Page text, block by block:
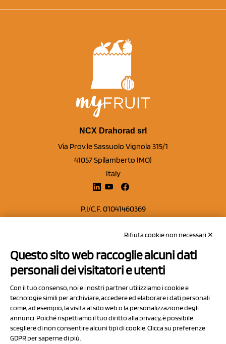
NCX Drahorad srl
Via Prov.le Sassuolo Vignola 315/1
41057 Spilamberto (MO)
Italy
P.I/C.F. 01041460369
Capitale sociale Euro 50.000,00 i.v.
Contatti
Privacy Policy
Cookie Policy
Chi Siamo
Rifiuta cookie non necessari ✕
Questo sito web raccoglie alcuni dati
personali dei visitatori e utenti
Con il tuo consenso, noi e i nostri partner utilizziamo i cookie e
tecnologie simili per archiviare, accedere ed elaborare i dati personali
come, ad esempio, la visita al sito web o la personalizzazione degli
annunci. Poiché rispettiamo il tuo diritto alla privacy, è possibile
scegliere di non consentire alcuni tipi di cookie. Clicca su preferenze
GDPR per saperne di più.